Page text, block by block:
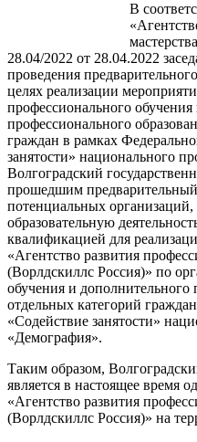
В
28.04/2022 от 28.04.2022
проведения
целях реализации
профессионального
профессионального
граждан в рамках
занятости» национального
Волгоградский
прошедшим
потенциальных
образовательную
квалификацией для
«Агентство развития
(Ворлдскиллс Россия)» по
обучения и дополнительного
отдельных категорий
«Содействие занятости»
«Демография».
Таким образом,
является в настоящее время
«Агентство развития
(Ворлдскиллс Россия)» на